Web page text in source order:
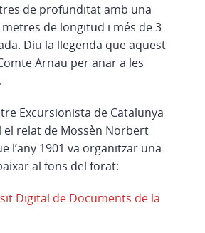
de profunditat amb una
metres de longitud i més de 3
Diu la llegenda que aquest
Arnau per anar a les
Excursionista de Catalunya
el relat de Mossèn Norbert
l’any 1901 va organitzar una
al fons del forat:
Digital de Documents de la